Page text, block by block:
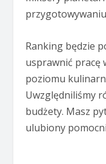
Ranking będzie
usprawnić pracę
poziomu
Uwzględniliśmy
budżety. Masz
ulubiony